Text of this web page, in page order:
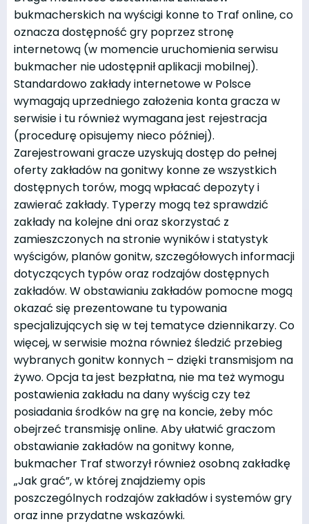
bukmacherskich na wyścigi konne to Traf online, co
oznacza dostępność gry poprzez stronę
internetową (w momencie uruchomienia serwisu
bukmacher nie udostępnił aplikacji mobilnej).
Standardowo zakłady internetowe w Polsce
wymagają uprzedniego założenia konta gracza w
serwisie i tu również wymagana jest rejestracja
(procedurę opisujemy nieco później).
Zarejestrowani gracze uzyskują dostęp do pełnej
oferty zakładów na gonitwy konne ze wszystkich
dostępnych torów, mogą wpłacać depozyty i
zawierać zakłady. Typerzy mogą też sprawdzić
zakłady na kolejne dni oraz skorzystać z
zamieszczonych na stronie wyników i statystyk
wyścigów, planów gonitw, szczegółowych informacji
dotyczących typów oraz rodzajów dostępnych
zakładów. W obstawianiu zakładów pomocne mogą
okazać się prezentowane tu typowania
specjalizujących się w tej tematyce dziennikarzy. Co
więcej, w serwisie można również śledzić przebieg
wybranych gonitw konnych – dzięki transmisjom na
żywo. Opcja ta jest bezpłatna, nie ma też wymogu
postawienia zakładu na dany wyścig czy też
posiadania środków na grę na koncie, żeby móc
obejrzeć transmisję online. Aby ułatwić graczom
obstawianie zakładów na gonitwy konne,
bukmacher Traf stworzył również osobną zakładkę
„Jak grać”, w której znajdziemy opis
poszczególnych rodzajów zakładów i systemów gry
oraz inne przydatne wskazówki.